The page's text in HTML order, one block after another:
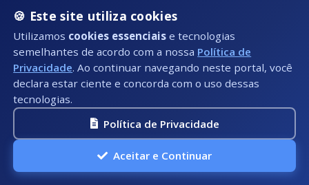
Contratos até 2017
Data:
29/03/2017
Número:
000/2017
Constitui objeto do presente contrato a
ESPECIALIZADA EM LOCAÇÃO DE ESCAVADEIRA
PROGRAMA DE RECUPERAÇÃO AMBIENTAL
Tipo:
Contratos até 2017
🍪 Este site utiliza cookies
Utilizamos cookies essenciais e tecnologias
semelhantes de acordo com a nossa Política de
Privacidade. Ao continuar navegando neste portal, você
declara estar ciente e concorda com o uso dessas
tecnologias.
Política de Privacidade
Aceitar e Continuar